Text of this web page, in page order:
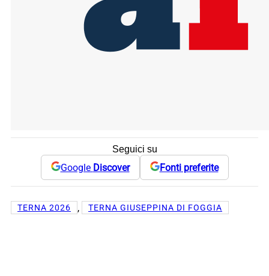
Seguici su
Google Discover Fonti preferite
TERNA 2026 , TERNA GIUSEPPINA DI FOGGIA